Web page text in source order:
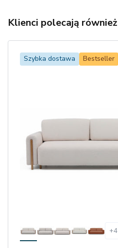
Klienci polecają również
Szybka dostawa Bestseller
+4